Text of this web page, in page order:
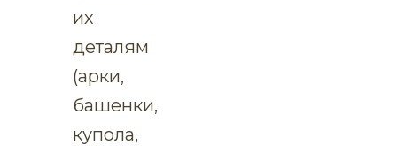
их
деталям
(арки,
башенки,
купола,